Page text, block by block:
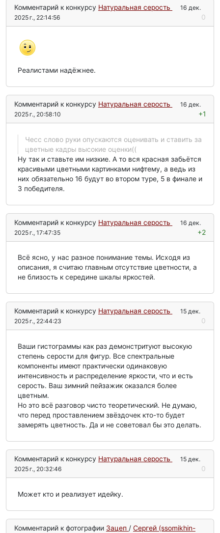
Комментарий к конкурсу Натуральная серость
16 дек.
2025 г., 22:14:56
0
Реалистами надёжнее.
Комментарий к конкурсу Натуральная серость
16 дек.
2025 г., 20:58:10
+1
Чесс слово руки опускаются оценивать и ставить за
цветные кадры высокие оценки((
Ну так и ставьте им низкие. А то вся красная забьётся
красивыми цветными картинками нифтему, а ведь из
них обязательно 16 будут во втором туре, 5 в финале и
3 победителя.
Комментарий к конкурсу Натуральная серость
16 дек.
2025 г., 17:47:35
+2
Всё ясно, у нас разное понимание темы. Исходя из
описания, я считаю главным отсутствие цветности, а
не близость к середине шкалы яркостей.
Комментарий к конкурсу Натуральная серость
15 дек.
2025 г., 22:44:23
0
Ваши гистограммы как раз демонстритуют высокую
степень серости для фигур. Все спектральные
компоненты имеют практически одинаковую
интенсивность и распределение яркости, что и есть
серость. Ваш зимний пейзажик оказался более
цветным.
Но это всё разговор чисто теоретический. Не думаю,
что перед проставлением звёздочек кто-то будет
замерять цветность. Да и не советовал бы это делать.
Комментарий к конкурсу Натуральная серость
15 дек.
2025 г., 20:32:46
0
Может кто и реализует идейку.
Комментарий к фотографии Зацеп / Сергей (ssomikhin-